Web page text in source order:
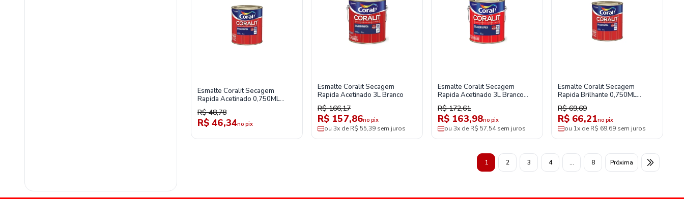
Esmalte Coralit Secagem
Rapida Acetinado 0,750ML
Branco
R$ 48,78
R$ 46,34no pix
Esmalte Coralit Secagem
Rapida Acetinado 3L Branco
R$ 166,17
R$ 157,86no pix
ou 3x de R$ 55,39 sem juros
Esmalte Coralit Secagem
Rapida Acetinado 3L Branco
Gelo
R$ 172,61
R$ 163,98no pix
ou 3x de R$ 57,54 sem juros
Esmalte Coralit Secagem
Rapida Brilhante 0,750ML
Aluminio
R$ 69,69
R$ 66,21no pix
ou 1x de R$ 69,69 sem juros
1 2 3 4 ... 8 Próxima